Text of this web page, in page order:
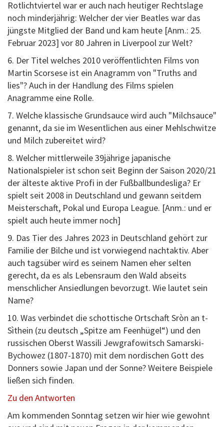
Rotlichtviertel war er auch nach heutiger Rechtslage
noch minderjährig: Welcher der vier Beatles war das
jüngste Mitglied der Band und kam heute [Anm.: 25.
Februar 2023] vor 80 Jahren in Liverpool zur Welt?
6. Der Titel welches 2010 veröffentlichten Films von
Martin Scorsese ist ein Anagramm von "Truths and
lies"? Auch in der Handlung des Films spielen
Anagramme eine Rolle.
7. Welche klassische Grundsauce wird auch "Milchsauce"
genannt, da sie im Wesentlichen aus einer Mehlschwitze
und Milch zubereitet wird?
8. Welcher mittlerweile 39jährige japanische
Nationalspieler ist schon seit Beginn der Saison 2020/21
der älteste aktive Profi in der Fußballbundesliga? Er
spielt seit 2008 in Deutschland und gewann seitdem
Meisterschaft, Pokal und Europa League. [Anm.: und er
spielt auch heute immer noch]
9. Das Tier des Jahres 2023 in Deutschland gehört zur
Familie der Bilche und ist vorwiegend nachtaktiv. Aber
auch tagsüber wird es seinem Namen eher selten
gerecht, da es als Lebensraum den Wald abseits
menschlicher Ansiedlungen bevorzugt. Wie lautet sein
Name?
10. Was verbindet die schottische Ortschaft Sròn an t-
Sìthein (zu deutsch „Spitze am Feenhügel“) und den
russischen Oberst Wassili Jewgrafowitsch Samarski-
Bychowez (1807-1870) mit dem nordischen Gott des
Donners sowie Japan und der Sonne? Weitere Beispiele
ließen sich finden.
Zu den Antworten
Am kommenden Sonntag setzen wir hier wie gewohnt